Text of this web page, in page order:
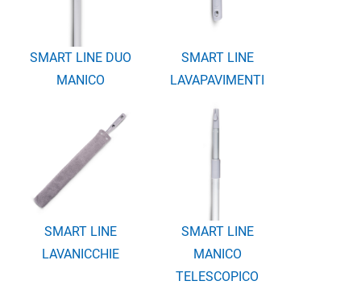
SMART LINE DUO
MANICO
SMART LINE
LAVAPAVIMENTI
SMART LINE
LAVANICCHIE
SMART LINE
MANICO
TELESCOPICO